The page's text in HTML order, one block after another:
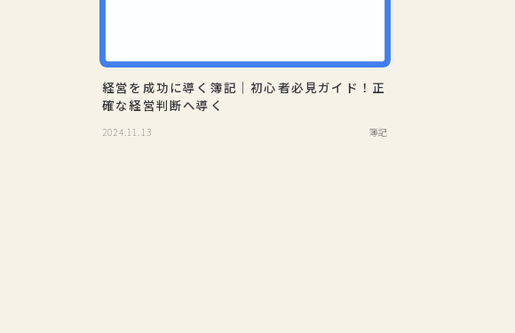
経営を成功に導く簿記｜初心者必見ガイド！正
確な経営判断へ導く
2024.11.13 簿記